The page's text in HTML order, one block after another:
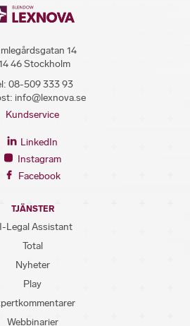
14
46 Stockholm
08-509 333 93
info@lexnova.se
Kundservice
LinkedIn
Instagram
Facebook
TJÄNSTER
Legal Assistant
Total
Nyheter
Play
Webbinarier